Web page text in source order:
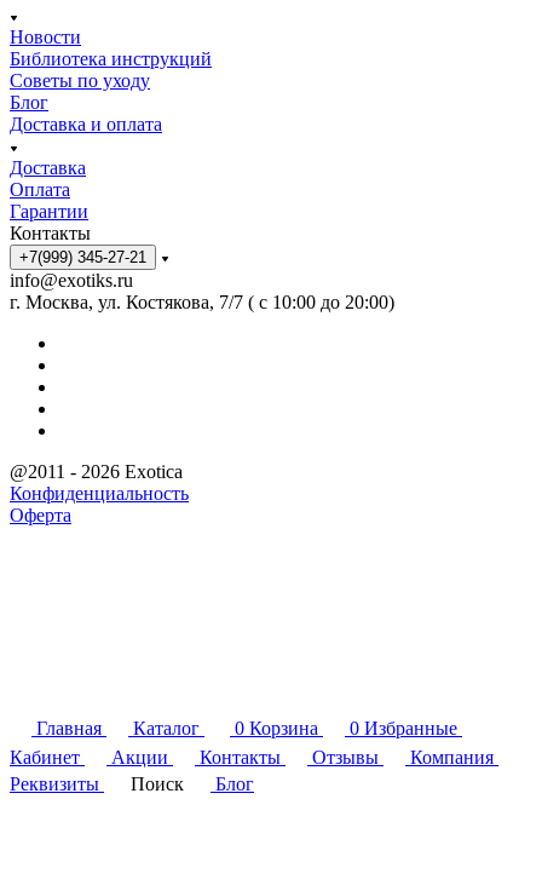
Новости
Библиотека инструкций
Советы по уходу
Блог
Доставка и оплата
Доставка
Оплата
Гарантии
Контакты
+7(999) 345-27-21
info@exotiks.ru
г. Москва, ул. Костякова, 7/7 ( с 10:00 до 20:00)
@2011 - 2026 Exotica
Конфиденциальность
Оферта
Главная Каталог 0 Корзина 0 Избранные
Кабинет
Акции Контакты Отзывы
Компания
Реквизиты
Поиск Блог